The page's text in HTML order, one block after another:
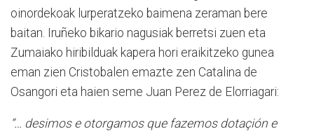
oinordekoak lurperatzeko baimena zeraman bere
baitan. Iruñeko bikario nagusiak berretsi zuen eta
Zumaiako hiribilduak kapera hori eraikitzeko gunea
eman zien Cristobalen emazte zen Catalina de
Osangori eta haien seme Juan Perez de Elorriagari:
“… desimos e otorgamos que fazemos dotaçión e